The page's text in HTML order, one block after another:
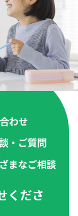
わせ
・ご質問
まなご相談
くださ